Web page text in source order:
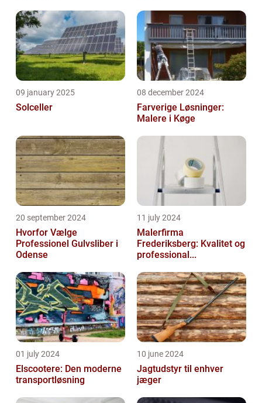
09 january 2025
Solceller
08 december 2024
Farverige Løsninger:
Malere i Køge
20 september 2024
Hvorfor Vælge
Professionel Gulvsliber i
Odense
11 july 2024
Malerfirma
Frederiksberg: Kvalitet og
professional...
01 july 2024
Elscootere: Den moderne
transportløsning
10 june 2024
Jagtudstyr til enhver
jæger